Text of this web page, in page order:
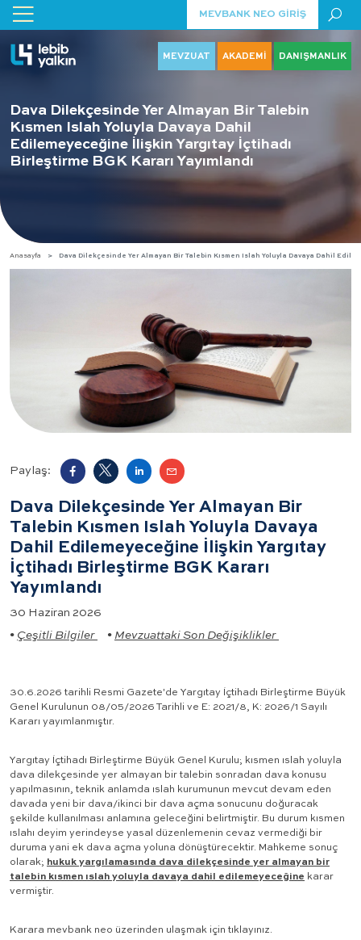
MEVBANK NEO GİRİŞ
MEVZUAT AKADEMİ DANIŞMANLIK
Dava Dilekçesinde Yer Almayan Bir Talebin
Kısmen Islah Yoluyla Davaya Dahil
Edilemeyeceğine İlişkin Yargıtay İçtihadı
Birleştirme BGK Kararı Yayımlandı
Anasayfa Dava Dilekçesinde Yer Almayan Bir Talebin Kısmen Islah Yoluyla Davaya Dahil
Paylaş:
Dava Dilekçesinde Yer Almayan Bir
Talebin Kısmen Islah Yoluyla Davaya
Dahil Edilemeyeceğine İlişkin Yargıtay
İçtihadı Birleştirme BGK Kararı
Yayımlandı
30 Haziran 2026
• Çeşitli Bilgiler • Mevzuattaki Son Değişiklikler
30.6.2026 tarihli Resmi Gazete'de Yargıtay İçtihadı Birleştirme Büyük
Genel Kurulunun 08/05/2026 Tarihli ve E: 2021/8, K: 2026/1 Sayılı
Kararı yayımlanmıştır.
Yargıtay İçtihadı Birleştirme Büyük Genel Kurulu; kısmen ıslah yoluyla
dava dilekçesinde yer almayan bir talebin sonradan dava konusu
yapılmasının, teknik anlamda ıslah kurumunun mevcut devam eden
davada yeni bir dava/ikinci bir dava açma sonucunu doğuracak
şekilde kullanılması anlamına geleceğini belirtmiştir. Bu durum kısmen
ıslahı deyim yerindeyse yasal düzenlemenin cevaz vermediği bir
duruma yani ek dava açma yoluna dönüştürecektir. Mahkeme sonuç
olarak; hukuk yargılamasında dava dilekçesinde yer almayan bir
talebin kısmen ıslah yoluyla davaya dahil edilemeyeceğine karar
vermiştir.
Karara mevbank neo üzerinden ulaşmak için tıklayınız.